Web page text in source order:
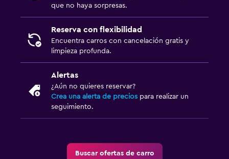
que no haya sorpresas.
Reserva con flexibilidad
Encuentra carros con cancelación gratis y
limpieza profunda.
Alertas
¿Aún no quieres reservar?
Crea una alerta de precios para realizar un
seguimiento.
Buscar ofertas de carro